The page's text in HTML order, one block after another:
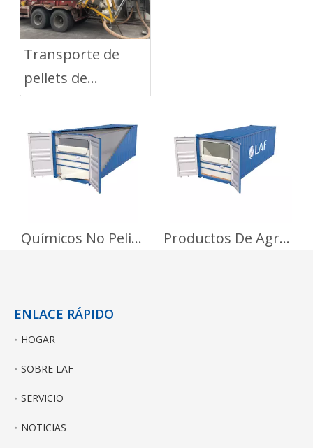
Transporte de
pellets de
Bulk Liner
Químicos No Peligrosos Productos De Agriculturas
ENLACE RÁPIDO
HOGAR
SOBRE LAF
SERVICIO
NOTICIAS